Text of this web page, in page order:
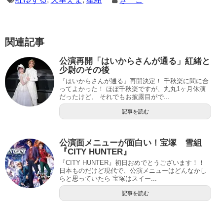
関連記事
公演再開「はいからさんが通る」紅緒と
少尉のその後
『はいからさんが通る』再開決定！ 千秋楽に間に合
ってよかった！ ほぼ千秋楽ですが、丸丸1ヶ月休演
だったけど、 それでもお披露目がで...
記事を読む
公演面メニューが面白い！宝塚 雪組
『CITY HUNTER』
『CITY HUNTER』初日おめでとうございます！！
日本ものだけど現代で、公演メニューはどんなかし
らと思っていたら 宝塚はスイー...
記事を読む